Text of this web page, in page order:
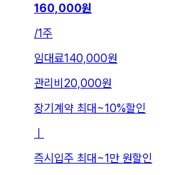
160,000원
/1주
임대료140,000원
관리비 20,000원
장기계약 최대~10%할인
ㅣ
즉시입주 최대~1만 원할인